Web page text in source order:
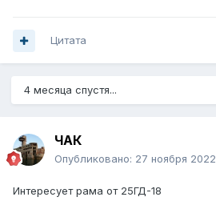
Цитата
4 месяца спустя...
ЧАК
Опубликовано: 27 ноября 2022
Интересует рама от 25ГД-18